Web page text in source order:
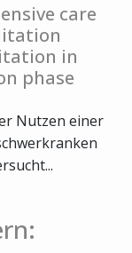
care
in
phase
Nutzen einer